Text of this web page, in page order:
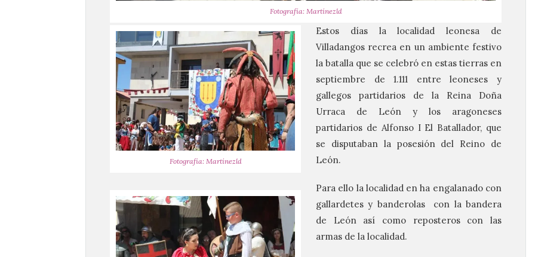
Fotografía: Martínezld
Fotografía: Martínezld
Estos días la localidad leonesa de
Villadangos recrea en un ambiente festivo
la batalla que se celebró en estas tierras en
septiembre de 1.111 entre leoneses y
gallegos partidarios de la Reina Doña
Urraca de León y los aragoneses
partidarios de Alfonso I El Batallador, que
se disputaban la posesión del Reino de
León.
Para ello la localidad en ha engalanado con
gallardetes y banderolas con la bandera
de León así como reposteros con las
armas de la localidad.